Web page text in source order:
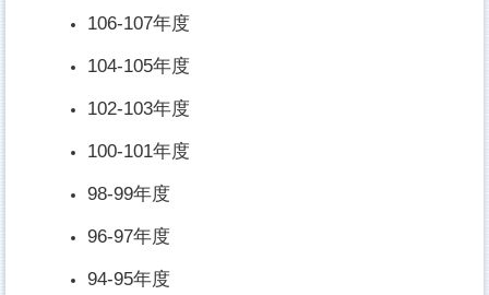
106-107年度
104-105年度
102-103年度
100-101年度
98-99年度
96-97年度
94-95年度